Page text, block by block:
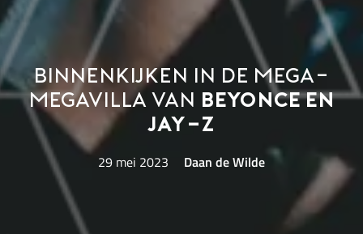
Binnenkijken in de mega-
megavilla van Beyonce en
Jay-Z
29 mei 2023 Daan de Wilde